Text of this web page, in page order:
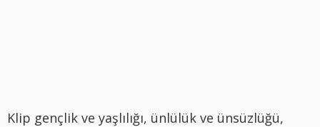
Klip gençlik ve yaşlılığı, ünlülük ve ünsüzlüğü,